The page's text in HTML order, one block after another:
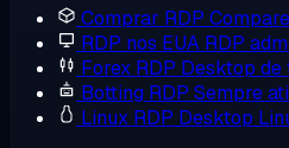
Comprar RDP
RDP nos EUA RDP
Forex RDP Desktop de
Botting RDP Sempre
Linux RDP Desktop